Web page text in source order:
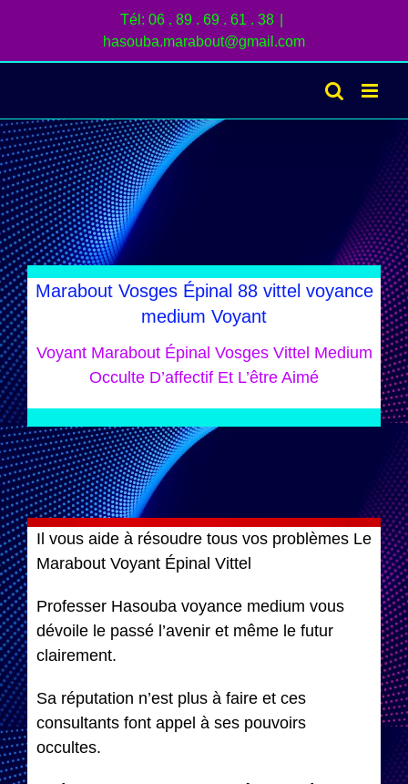
contenu
Tél: 06 . 89 . 69 . 61 . 38
hasouba.marabout@gmail.com
Marabout Vosges Épinal 88 vittel voyance
medium Voyant
Voyant Marabout Épinal Vosges Vittel Medium
Occulte D’affectif Et L’être Aimé
Il vous aide à résoudre tous vos problèmes Le
Marabout Voyant Épinal Vittel
Professer Hasouba voyance medium vous
dévoile le passé l’avenir et même le futur
clairement.
Sa réputation n’est plus à faire et ces
consultants font appel à ses pouvoirs
occultes.